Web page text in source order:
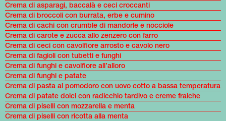
Crema di asparagi, baccalà e ceci croccanti
Crema di broccoli con burrata, erbe e cumino
Crema di cachi con crumble di mandorle e nocciole
Crema di carote e zucca allo zenzero con farro
Crema di ceci con cavolfiore arrosto e cavolo nero
Crema di fagioli con tubetti e funghi
Crema di funghi e cavolfiore all’alloro
Crema di funghi e patate
Crema di pasta al pomodoro con uovo cotto a bassa temperatura
Crema di patate dolci con radicchio tardivo e creme fraiche
Crema di piselli con mozzarella e menta
Crema di piselli con ricotta alla menta